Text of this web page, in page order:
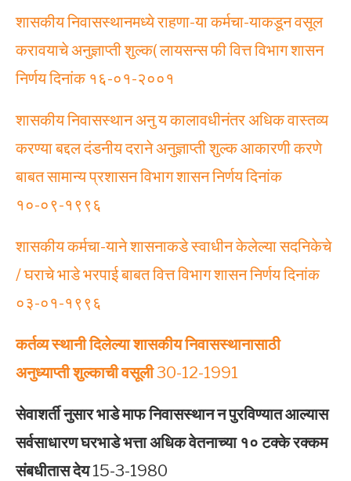
शासकीय निवासस्थानमध्ये राहणा-या कर्मचा-याकडून वसूल
करावयाचे अनुज्ञाप्ती शुल्क( लायसन्स फी वित्त विभाग शासन
निर्णय दिनांक १६-०१-२००१
शासकीय निवासस्थान अनु य कालावधीनंतर अधिक वास्तव्य
करण्या बद्दल दंडनीय दराने अनुज्ञाप्ती शुल्क आकारणी करणे
बाबत सामान्य प्रशासन विभाग शासन निर्णय दिनांक
१०-०९-१९९६
शासकीय कर्मचा-याने शासनाकडे स्वाधीन केलेल्या सदनिकेचे
/ घराचे भाडे भरपाई बाबत वित्त विभाग शासन निर्णय दिनांक
०३-०१-१९९६
कर्तव्य स्थानी दिलेल्या शासकीय निवासस्थानासाठी
अनुध्याप्ती शुल्काची वसूली30-12-1991
सेवाशर्ती नुसार भाडे माफ निवासस्थान न पुरविण्यात आल्यास
सर्वसाधारण घरभाडे भत्ता अधिक वेतनाच्या १० टक्के रक्कम
संबधीतास देय15-3-1980